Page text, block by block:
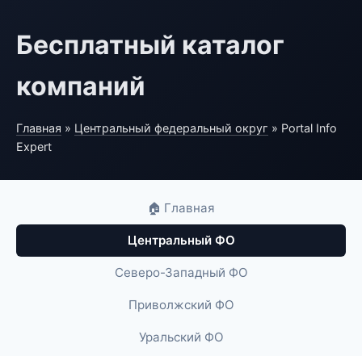
Бесплатный каталог
компаний
Главная » Центральный федеральный округ » Portal Info
Expert
🏠 Главная
Центральный ФО
Северо-Западный ФО
Приволжский ФО
Уральский ФО